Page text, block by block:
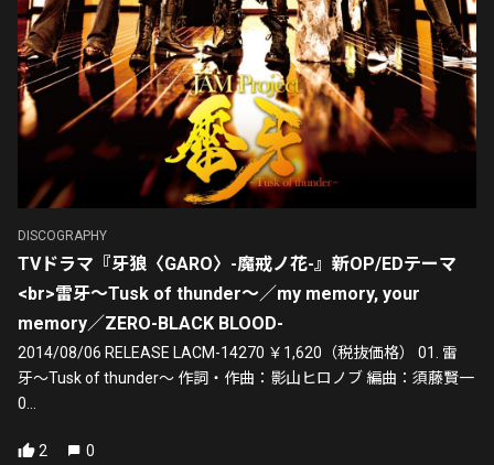
DISCOGRAPHY
TVドラマ『牙狼〈GARO〉-魔戒ノ花-』新OP/EDテーマ
<br>雷牙～Tusk of thunder～／my memory, your
memory／ZERO-BLACK BLOOD-
2014/08/06 RELEASE LACM-14270 ￥1,620（税抜価格） 01. 雷
牙〜Tusk of thunder〜 作詞・作曲：影山ヒロノブ 編曲：須藤賢一
0...
2 0